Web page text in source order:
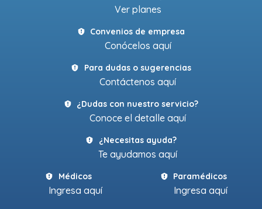
Ver planes
Convenios de empresa
Conócelos aquí
Para dudas o sugerencias
Contáctenos aquí
¿Dudas con nuestro servicio?
Conoce el detalle aquí
¿Necesitas ayuda?
Te ayudamos aquí
Médicos
Ingresa aquí
Paramédicos
Ingresa aquí